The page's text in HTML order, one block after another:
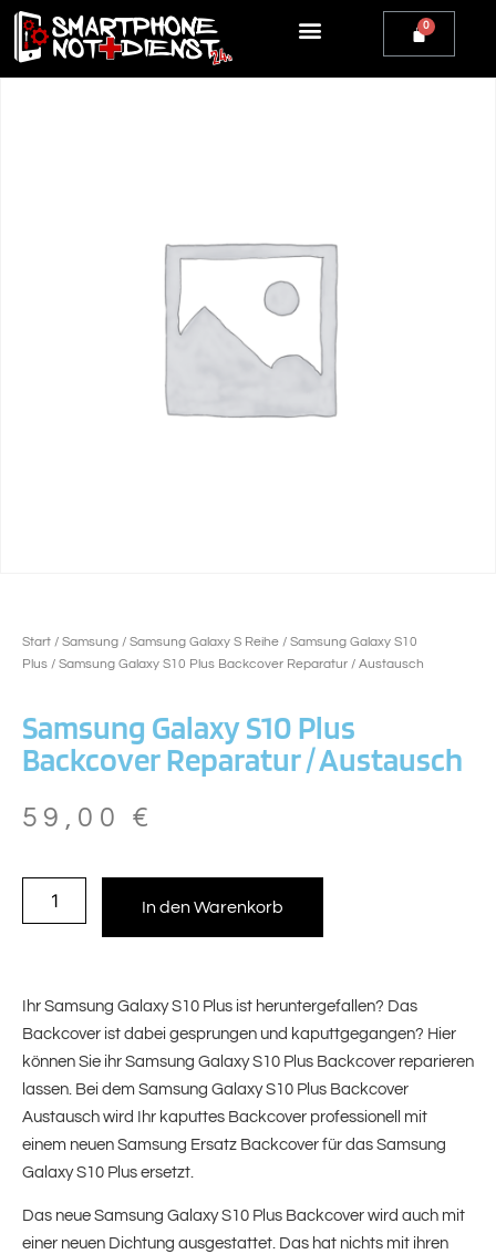
Start / Samsung / Samsung Galaxy S Reihe / Samsung Galaxy S10
Plus / Samsung Galaxy S10 Plus Backcover Reparatur / Austausch
Samsung Galaxy S10 Plus
Backcover Reparatur / Austausch
59,00 €
In den Warenkorb
Ihr Samsung Galaxy S10 Plus ist heruntergefallen? Das
Backcover ist dabei gesprungen und kaputtgegangen? Hier
können Sie ihr Samsung Galaxy S10 Plus Backcover reparieren
lassen. Bei dem Samsung Galaxy S10 Plus Backcover
Austausch wird Ihr kaputtes Backcover professionell mit
einem neuen Samsung Ersatz Backcover für das Samsung
Galaxy S10 Plus ersetzt.
Das neue Samsung Galaxy S10 Plus Backcover wird auch mit
einer neuen Dichtung ausgestattet. Das hat nichts mit ihren